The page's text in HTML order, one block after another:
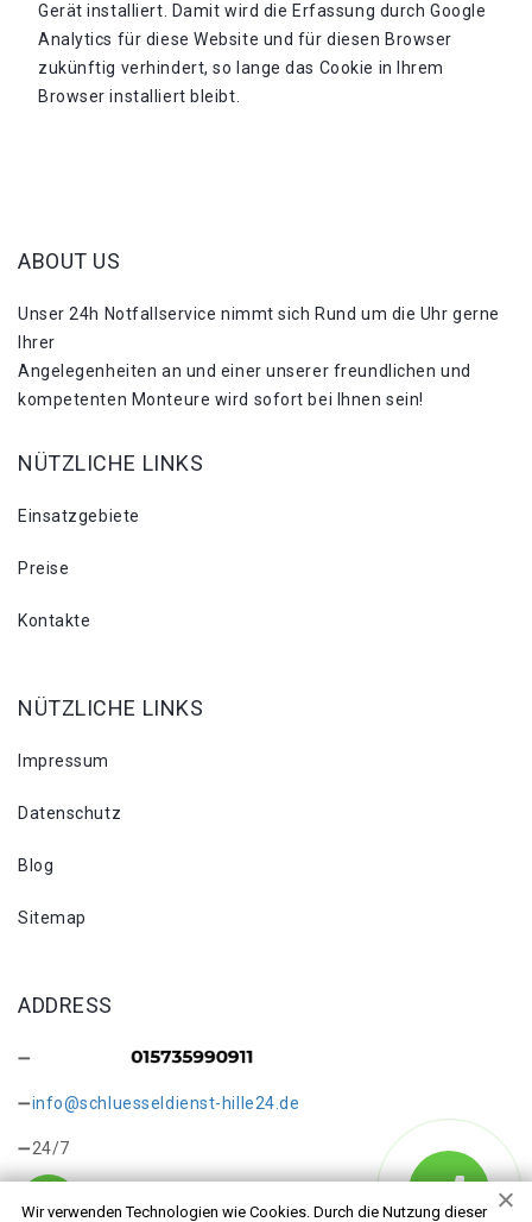
Gerät installiert. Damit wird die Erfassung durch Google
Analytics für diese Website und für diesen Browser
zukünftig verhindert, so lange das Cookie in Ihrem
Browser installiert bleibt.
Wir verwenden Technologien wie Cookies. Durch die Nutzung dieser
ABOUT US
Unser 24h Notfallservice nimmt sich Rund um die Uhr gerne
Ihrer
Angelegenheiten an und einer unserer freundlichen und
kompetenten Monteure wird sofort bei Ihnen sein!
NÜTZLICHE LINKS
Einsatzgebiete
Preise
Kontakte
NÜTZLICHE LINKS
Impressum
Datenschutz
Blog
Sitemap
ADDRESS
info@schluesseldienst-hille24.de
24/7